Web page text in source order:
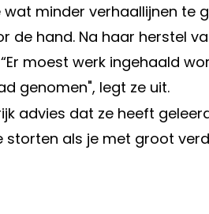
minder verhaallijnen te
de hand. Na haar herstel
moest werk ingehaald
genomen", legt ze uit.
advies dat ze heeft
storten als je met groot